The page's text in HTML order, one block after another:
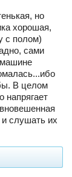
но
хорошая,
с полом)
сами
машине
В целом
напрягает
и слушать их